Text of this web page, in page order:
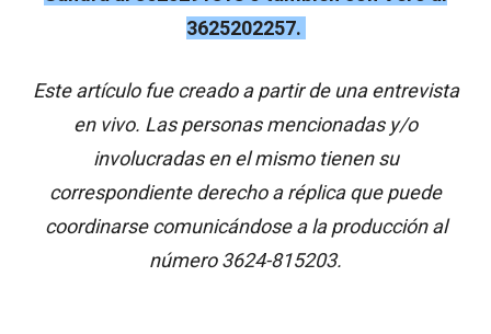
3625202257.
Este artículo fue creado a partir de una entrevista
en vivo. Las personas mencionadas y/o
involucradas en el mismo tienen su
correspondiente derecho a réplica que puede
coordinarse comunicándose a la producción al
número 3624-815203.